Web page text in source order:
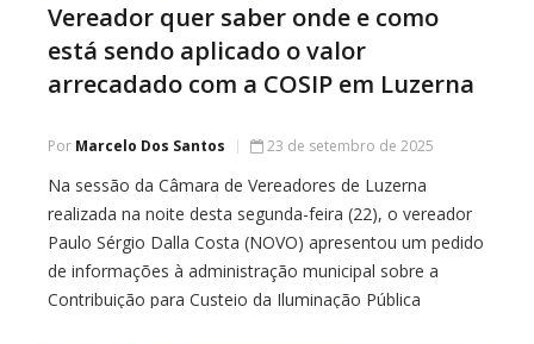
Vereador quer saber onde e como
está sendo aplicado o valor
arrecadado com a COSIP em Luzerna
Por Marcelo Dos Santos 23 de setembro de 2025
Na sessão da Câmara de Vereadores de Luzerna
realizada na noite desta segunda-feira (22), o vereador
Paulo Sérgio Dalla Costa (NOVO) apresentou um pedido
de informações à administração municipal sobre a
Contribuição para Custeio da Iluminação Pública